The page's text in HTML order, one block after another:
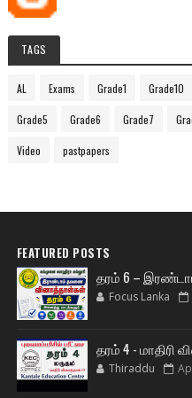
TAGS
AL Exams Grade1 Grade10
Grade5 Grade6 Grade7
Video pastpapers
FEATURED POSTS
தரம் 6 –
Focus Lanka
தரம் 4 - மாதிரி
Thiraddu